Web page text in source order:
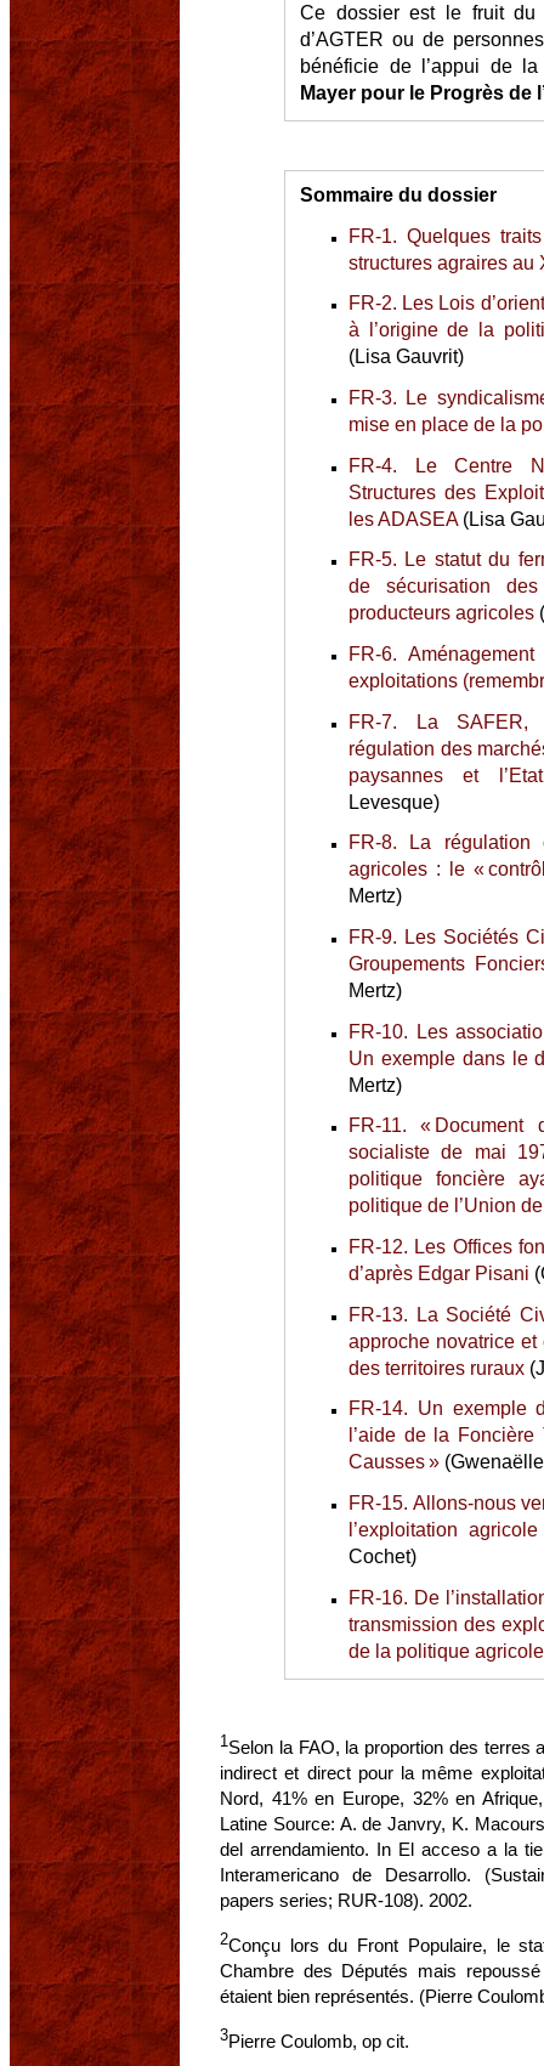
Ce dossier est le fruit du
d’AGTER ou de
bénéficie de l’appui de
Mayer pour le Progrès de
Sommaire du dossier
FR-1. Quelques
structures agraires au
FR-2. Les Lois
à l’origine de la
(Lisa Gauvrit)
FR-3. Le
mise en place de la
FR-4. Le Centre
Structures des
les ADASEA(Lisa
FR-5. Le statut du
de sécurisation
producteurs agricoles
FR-6.
exploitations
FR-7. La SAFER,
régulation des
paysannes et l’Etat
Levesque)
FR-8. La
agricoles : le «
Mertz)
FR-9. Les Sociétés
Groupements
Mertz)
FR-10. Les
Un exemple dans le
Mertz)
FR-11. «
socialiste de mai
politique foncière
politique de l’Union
FR-12. Les Offices
d’après Edgar Pisani
FR-13. La Société
approche novatrice
des territoires ruraux
FR-14. Un exemple
l’aide de la
Causses »
FR-15. Allons-nous
l’exploitation
Cochet)
FR-16. De
transmission des
de la politique
1 Selon la FAO, la proportion des terres
indirect et direct pour la même
Nord, 41% en Europe, 32% en
Latine Source: A. de Janvry, K.
del arrendamiento. In El acceso a la
Interamericano de Desarrollo.
papers series; RUR-108). 2002.
2Conçu lors du Front Populaire, le
Chambre des Députés mais
étaient bien représentés. (Pierre
3Pierre Coulomb, op cit.